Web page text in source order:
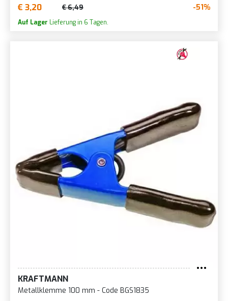
€ 3,20 € 6,49 -51%
Auf Lager Lieferung in 6 Tagen.
KRAFTMANN
Metallklemme 100 mm - Code BGS1835